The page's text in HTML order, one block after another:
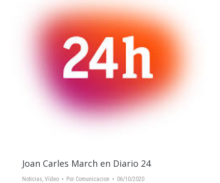
Joan Carles March en Diario 24
Noticias Vídeo Por Comunicacion 06/10/2020